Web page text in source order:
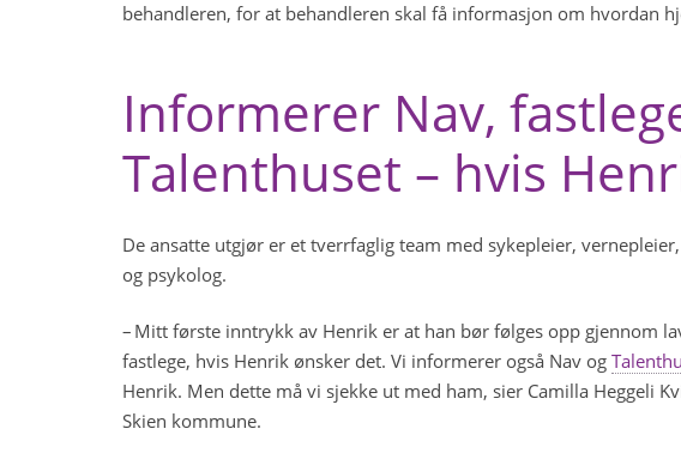
behandleren, for at behandleren skal få informasjon om hvordan
Informerer Nav,
Talenthuset – hvis
De ansatte utgjør er et tverrfaglig team med sykepleier,
og psykolog.
– Mitt første inntrykk av Henrik er at han bør følges opp gjennom
fastlege, hvis Henrik ønsker det. Vi informerer også Nav og
Henrik. Men dette må vi sjekke ut med ham, sier Camilla Heggeli
Skien kommune.